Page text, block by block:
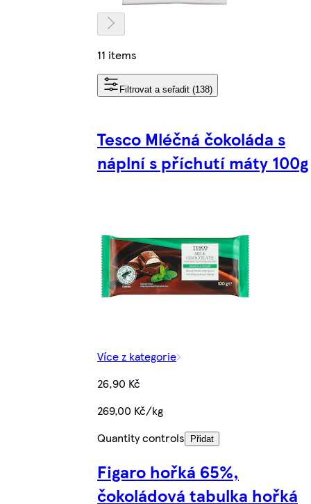
11 items
Filtrovat a seřadit (138)
Tesco Mléčná čokoláda s
náplní s příchutí máty 100g
Více z kategorie
26,90 Kč
269,00 Kč/kg
Quantity controls
Přidat
Figaro hořká 65%,
čokoládová tabulka hořká